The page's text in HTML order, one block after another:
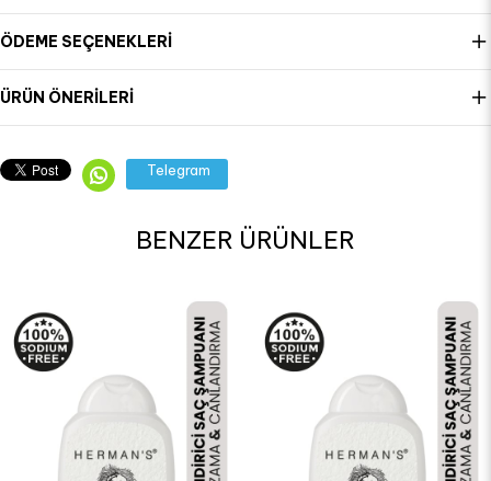
ÖDEME SEÇENEKLERI
ÜRÜN ÖNERILERI
Telegram
BENZER ÜRÜNLER